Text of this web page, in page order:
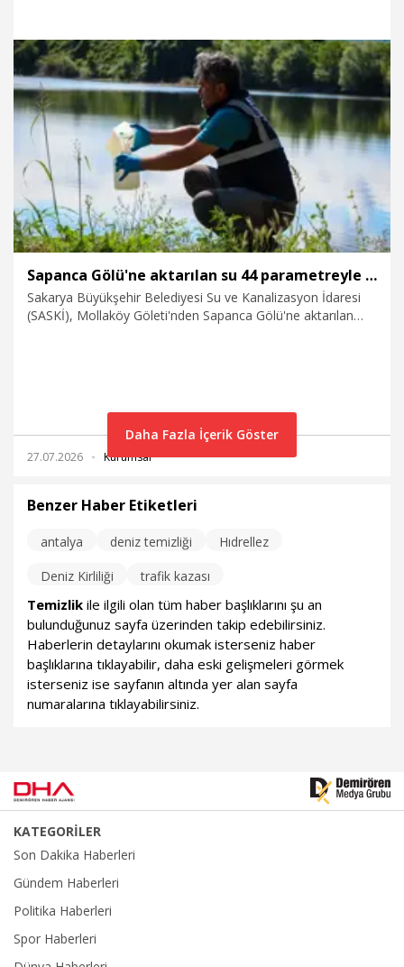
Kurumu Morgu'na kaldırıldı. Tunca’nın olaydan önce sokakta
dengesini sağlamakta güçlük çekerek yürüdüğü anlara ait
güvenlik kamerası görüntüleri ortaya çıktı.
28.07.2026 Gündem
Sapanca Gölü'ne aktarılan su 44 parametreyle denetleniyor
Sakarya Büyükşehir Belediyesi Su ve Kanalizasyon İdaresi
(SASKİ), Mollaköy Göleti'nden Sapanca Gölü'ne aktarılan
27.07.2026 Kurumsal
Daha Fazla İçerik Göster
Benzer Haber Etiketleri
antalya deniz temizliği
Hıdrellez
Deniz Kirliliği
trafik kazası
Temizlik ile ilgili olan tüm haber başlıklarını şu an
bulunduğunuz sayfa üzerinden takip edebilirsiniz.
Haberlerin detaylarını okumak isterseniz haber
başlıklarına tıklayabilir, daha eski gelişmeleri görmek
isterseniz ise sayfanın altında yer alan sayfa
numaralarına tıklayabilirsiniz.
KATEGORİLER
Son Dakika Haberleri
Gündem Haberleri
Politika Haberleri
Spor Haberleri